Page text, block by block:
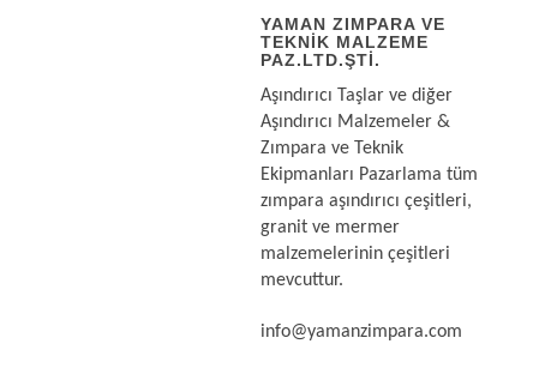
YAMAN ZIMPARA VE
TEKNIK MALZEME
PAZ.LTD.ŞTI.
Aşındırıcı Taşlar ve diğer
Aşındırıcı Malzemeler &
Zımpara ve Teknik
Ekipmanları Pazarlama tüm
zımpara aşındırıcı çeşitleri,
granit ve mermer
malzemelerinin çeşitleri
mevcuttur.
info@yamanzimpara.com